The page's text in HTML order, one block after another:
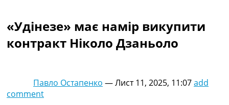
Турніри
Чемпіонат Світу
Україна. Прем’єр-Ліга
Іспанія. Ла Ліга
«Удінезе» має намір викупити
контракт Ніколо Дзаньоло
Павло Остапенко —Лист 11, 2025, 11:07add
comment